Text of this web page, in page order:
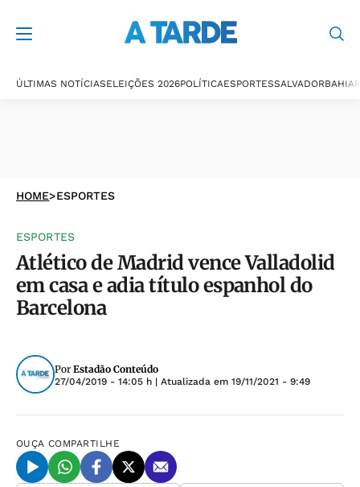
ÚLTIMAS NOTÍCIASELEIÇÕES 2026POLÍTICAESPORTESSALVADORBAHIA
HOME>ESPORTES
ESPORTES
Atlético de Madrid vence Valladolid
em casa e adia título espanhol do
Barcelona
Por Estadão Conteúdo
27/04/2019 - 14:05 h | Atualizada em 19/11/2021 - 9:49
OUÇA COMPARTILHE